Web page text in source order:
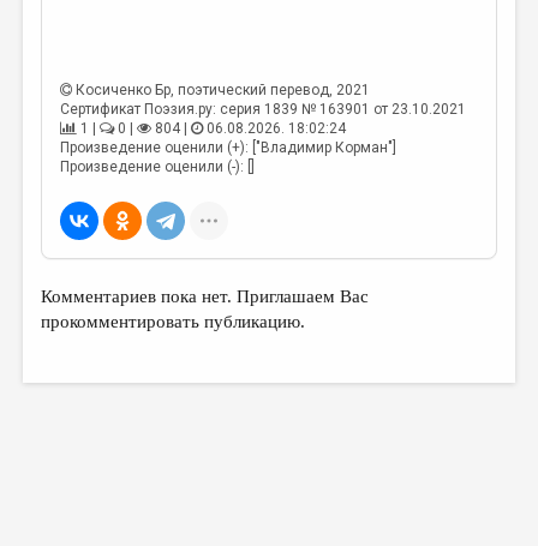
Косиченко Бр, поэтический перевод, 2021
Сертификат Поэзия.ру: серия 1839 № 163901 от 23.10.2021
1 |
0 | 804 |
06.08.2026. 18:02:24
Произведение оценили (+): ["Владимир Корман"]
Произведение оценили (-): []
Комментариев пока нет. Приглашаем Вас
прокомментировать публикацию.